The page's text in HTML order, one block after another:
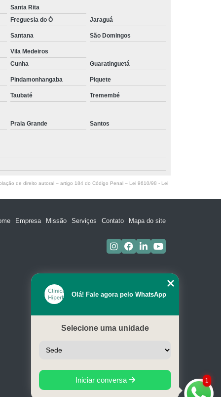
Santa Rita
Freguesia do Ó Jaraguá
Santana São Domingos
Vila Medeiros
Cunha Guaratinguetá
Pindamonhangaba Piquete
Taubaté Tremembé
Praia Grande Santos
de direito autoral – artigo 184 do Código Penal – Lei 9610/98 - Lei
Empresa Missão Serviços Contato Mapa do site
1
Olá! Fale agora pelo WhatsApp
Selecione uma unidade
Iniciar conversa